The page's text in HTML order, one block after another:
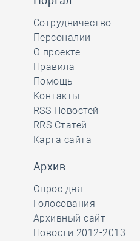
Сотрудничество
Персоналии
О проекте
Правила
Помощь
Контакты
RSS Новостей
RRS Статей
Карта сайта
Архив
Опрос дня
Голосования
Архивный сайт
Новости 2012-2013